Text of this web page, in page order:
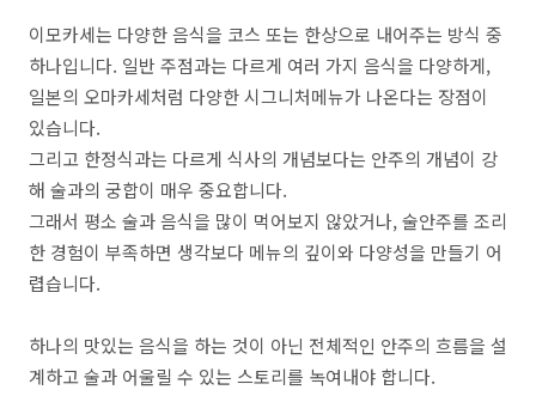
이모카세는 다양한 음식을 코스 또는 한상으로 내어주는 방식 중
하나입니다. 일반 주점과는 다르게 여러 가지 음식을 다양하게,
일본의 오마카세처럼 다양한 시그니처메뉴가 나온다는 장점이
있습니다.
그리고 한정식과는 다르게 식사의 개념보다는 안주의 개념이 강
해 술과의 궁합이 매우 중요합니다.
그래서 평소 술과 음식을 많이 먹어보지 않았거나, 술안주를 조리
한 경험이 부족하면 생각보다 메뉴의 깊이와 다양성을 만들기 어
렵습니다.
하나의 맛있는 음식을 하는 것이 아닌 전체적인 안주의 흐름을 설
계하고 술과 어울릴 수 있는 스토리를 녹여내야 합니다.